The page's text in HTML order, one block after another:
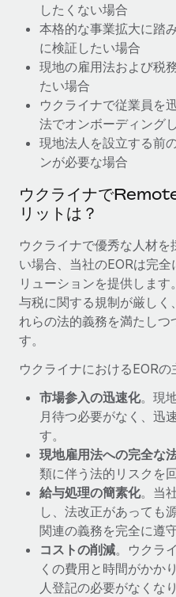
Remoteの製品アップデ
よびContractor
プラス）
Remoteの使命は、世界のどこ
業務に最適な人材を採用し、
ることです。この数週間で、新
スしました。...
詳細を見る
給与詐欺：種類、事例、ビ
給与, 賃金は詐欺の特に魅力的
ム間で頻繁に移動しているため
を保護することは極めて重要で
詳細を見る
したくない場合
本格的な事業拡大に踏
に検証したい場合
現地の雇用法および税
たい場合
ウクライナで従業員を
法でオンボーディング
現地法人を設立する前
ンが必要な場合
ウクライナで
リットは？
ウクライナで優秀な人材
い場合、当社のEORは完
リューションを提供しま
与税に関する規制が厳しく
れらの法的義務を満たしつ
す。
ウクライナにおけるEORの
市場参入の迅速化。現
月待つ必要がなく、迅
す。
現地雇用法への完全な
類に伴う法的リスクを
給与処理の簡素化。当
し、法改正があっても
関連の義務を完全に遵
コストの削減。ウクラ
くの費用と時間がかか
人登記の必要がなくな